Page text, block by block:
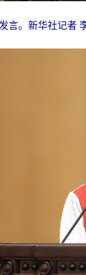
言。新华社记者